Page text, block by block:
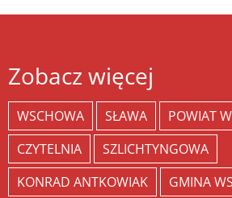
Zobacz więcej
WSCHOWA SŁAWA
POWIAT
CZYTELNIA
SZLICHTYNGOWA
KONRAD ANTKOWIAK
GMINA